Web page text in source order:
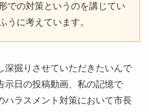
での対策というのを講じてい
うに考えています。
深掘りさせていただきたいんで
示日の投稿動画、私の記憶で
ハラスメント対策において市長